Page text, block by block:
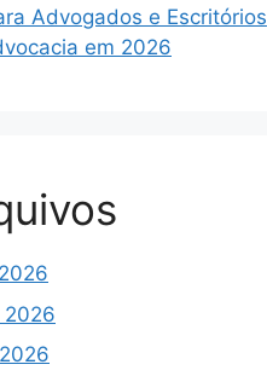
Advogados e Escritórios
em 2026
2026